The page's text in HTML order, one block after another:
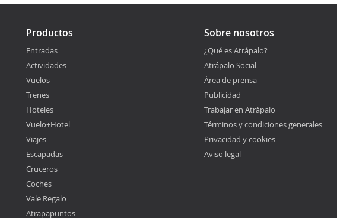
Productos
Entradas
Actividades
Vuelos
Trenes
Hoteles
Vuelo+Hotel
Viajes
Escapadas
Cruceros
Coches
Vale Regalo
Atrapapuntos
Sobre nosotros
¿Qué es Atrápalo?
Atrápalo Social
Área de prensa
Publicidad
Trabajar en Atrápalo
Términos y condiciones generales
Privacidad y cookies
Aviso legal